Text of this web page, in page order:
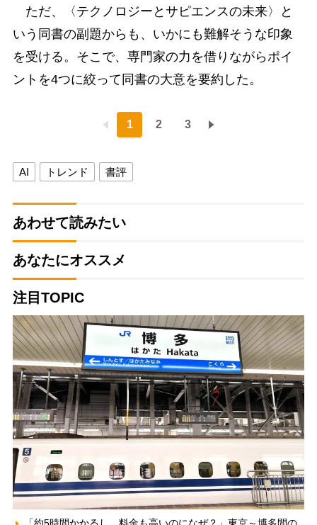
ただ、〈テクノロジーとサピエンスの未来〉と
いう同書の副題からも、いかにも難解そうな印象
を受ける。そこで、専門家の力を借りながらポイ
ントを4つに絞って同書の大意を要約した。
1 2 3
AI トレンド 書評
あわせて読みたい
あなたにオススメ
注目TOPIC